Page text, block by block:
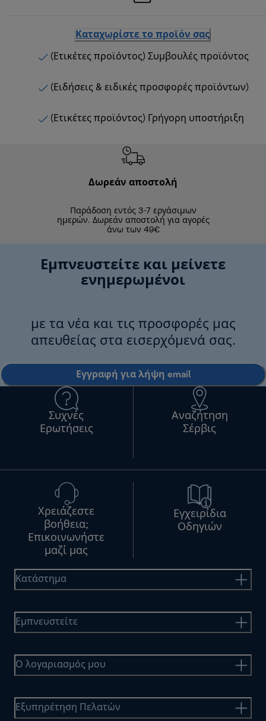
Καταχωρίστε το προϊόν σας
(Ετικέτες προϊόντος) Συμβουλές προϊόντος
(Ειδήσεις & ειδικές προσφορές προϊόντων)
(Ετικέτες προϊόντος) Γρήγορη υποστήριξη
Δωρεάν αποστολή
Παράδοση εντός 3-7 εργάσιμων
ημερών. Δωρεάν αποστολή για αγορές
άνω των 49€
Εμπνευστείτε και μείνετε
ενημερωμένοι
με τα νέα και τις προσφορές μας
απευθείας στα εισερχόμενά σας.
Εγγραφή για λήψη email
Συχνές
Ερωτήσεις
Αναζήτηση
Σέρβις
Χρειάζεστε
βοήθεια;
Επικοινωνήστε
μαζί μας
Εγχειρίδια
Οδηγιών
Κατάστημα
Εμπνευστείτε
Ο λογαριασμός μου
Εξυπηρέτηση Πελατών